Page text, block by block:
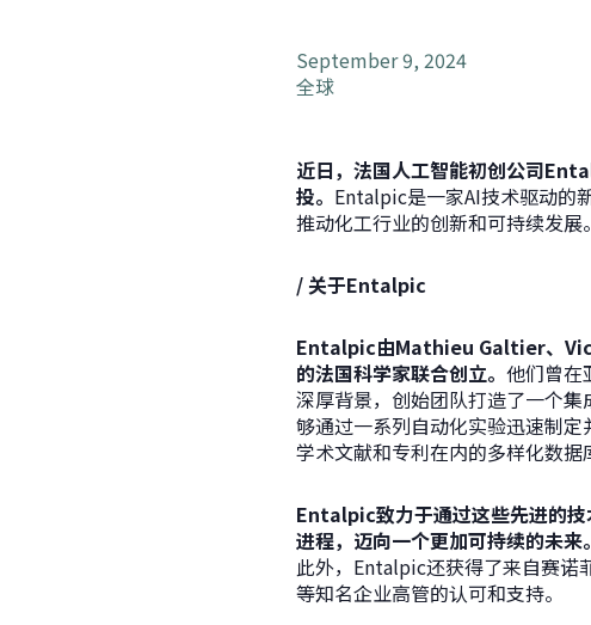
September 9, 2024
全球
近日， 法国人工智能初创公司
投。 Entalpic是一家AI技术驱动的
推动化工行业的创新和可持续发展。
/ 关于Entalpic
Entalpic由Mathieu Galtier、
的法国科学家联合创立。 他们曾在
深厚背景，创始团队打造了一个
够通过一系列自动化实验迅速制定
学术文献和专利在内的多样化数据
Entalpic致力于通过这些先进的技
进程，迈向一个更加可持续的未来。
此外，Entalpic还获得了来自赛诺
等知名企业高管的认可和支持。